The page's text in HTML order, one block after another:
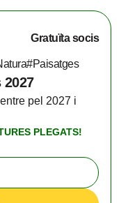
Gratuïta socis
#Paisatges
pel 2027 i
PLEGATS!